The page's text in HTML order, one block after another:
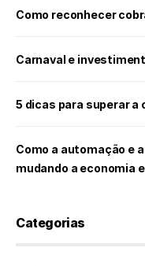
Como reconhecer
Carnaval e
5 dicas para superar a
Como a automação e
mudando a economia
Categorias